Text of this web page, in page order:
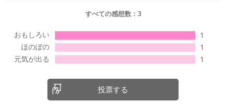
すべての感想数： 3
投票する